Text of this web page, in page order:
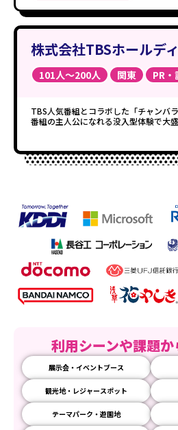
株式会社TBSホールデ
101人〜200人 関東 PR・
TBS人気番組とコラボした「チャンバ
番組の主人公になれる没入型体験で大盛
利用シーンや課題
展示会・イベントブース
観光地・レジャースポット
テーマパーク・遊園地